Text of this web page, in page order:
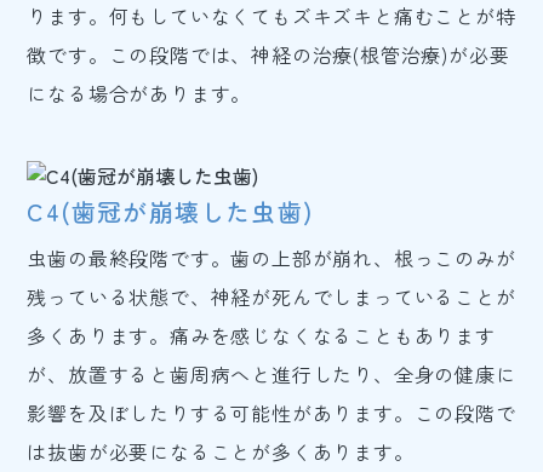
ります。何もしていなくてもズキズキと痛むことが特
徴です。この段階では、神経の治療(根管治療)が必要
になる場合があります。
C4(歯冠が崩壊した虫歯)
虫歯の最終段階です。歯の上部が崩れ、根っこのみが
残っている状態で、神経が死んでしまっていることが
多くあります。痛みを感じなくなることもあります
が、放置すると歯周病へと進行したり、全身の健康に
影響を及ぼしたりする可能性があります。この段階で
は抜歯が必要になることが多くあります。